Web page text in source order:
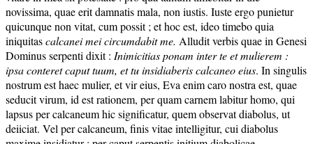
novissima, quae erit damnatis mala, non iustis. Iuste ergo punietur
quicunque non vitat, cum possit ; et hoc est, ideo timebo quia
iniquitascalcanei mei circumdabit me. Alludit verbis quae in Genesi
Dominus serpenti dixit : Inimicitias ponam inter te et mulierem :
ipsa conteret caput tuum, et tu insidiaberis calcaneo eius. In singulis
nostrum est haec mulier, et vir eius, Eva enim caro nostra est, quae
seducit virum, id est rationem, per quam carnem labitur homo, qui
lapsus per calcaneum hic significatur, quem observat diabolus, ut
deiiciat. Vel per calcaneum, finis vitae intelligitur, cui diabolus